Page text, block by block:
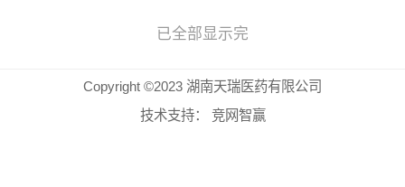
已全部显示完
Copyright ©2023 湖南天瑞医药有限公司
技术支持：
竞网智赢